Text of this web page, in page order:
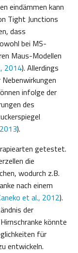
eindämmen kann
Tight Junctions
dass
bei MS-
Maus-Modellen
2014). Allerdings
infolge der
des
).
getestet.
die
wodurch z.B.
nach einem
et al., 2012).
der
könnte
für
entwickeln.